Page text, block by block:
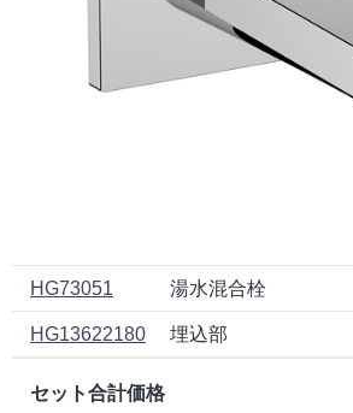
HG73051 湯水混合栓
HG13622180 埋込部
セット合計価格